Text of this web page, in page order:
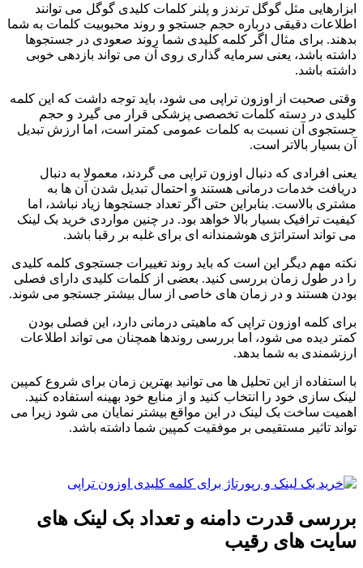
ابزارهایی مثل گوگل ترندز و پلنر کلمات کلیدی گوگل می توانند
اطلاعات دقیقی درباره حجم جستجو و روند محبوبیت کلمات به شما
بدهند. برای مثال اگر کلمه کلیدی شما روند صعودی در جستجوها
داشته باشد، یعنی سرمایه گذاری روی آن می تواند بازدهی خوبی
داشته باشد.
وقتی صحبت از اوزون تراپی می شود، باید توجه داشت که این کلمه
کلیدی در دسته کلمات تخصصی پزشکی قرار می گیرد و حجم
جستجوی آن نسبت به کلمات عمومی کمتر است، اما ارزش تبدیل
آن بسیار بالاتر است.
یعنی افرادی که دنبال اوزون تراپی می گردند، معمولا به دنبال
دریافت خدمات درمانی هستند و احتمال تبدیل شدن آن ها به
مشتری بالاست. بنابراین حتی اگر تعداد جستجوها زیاد نباشد، اما
کیفیت ترافیک بسیار بالا خواهد بود. در چنین مواردی خرید بک لینک
می تواند استراتژی هوشمندانه ای برای غلبه بر رقبا باشد.
نکته مهم دیگر این است که باید روند تغییرات جستجوی کلمه کلیدی
را در طول زمان بررسی کنید. بعضی از کلمات کلیدی دارای فصلی
بودن هستند و در زمان های خاصی از سال بیشتر جستجو می شوند.
برای کلمه اوزون تراپی که ماهیتی درمانی دارد، این فصلی بودن
کمتر دیده می شود، اما بررسی روندها همچنان می تواند اطلاعات
ارزشمندی به شما بدهد.
با استفاده از این تحلیل ها می توانید بهترین زمان برای شروع کمپین
لینک سازی خود را انتخاب کنید و از منابع خود بهینه استفاده کنید.
اهمیت ساخت بک لینک در این مواقع بیشتر نمایان می شود زیرا می
تواند تاثیر مستقیمی بر موفقیت کمپین شما داشته باشد.
بررسی قدرت دامنه و تعداد بک لینک های
سایت های رقیب